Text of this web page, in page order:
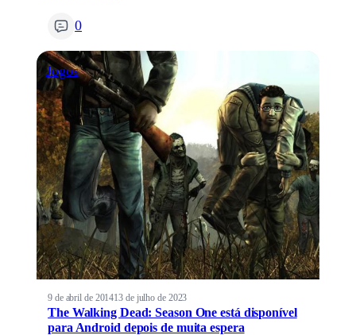
0
Jogos
9 de abril de 201413 de julho de 2023
The Walking Dead: Season One está disponível
para Android depois de muita espera